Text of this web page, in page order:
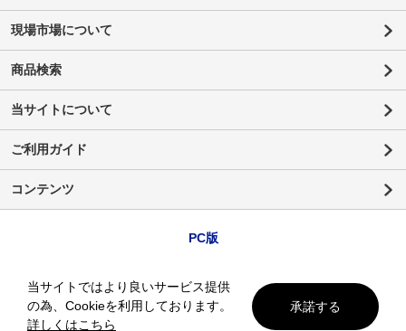
現場市場について
商品検索
当サイトについて
ご利用ガイド
コンテンツ
PC版
当サイトではより良いサービス提供
の為、Cookieを利用しております。
詳しくはこちら
承諾する